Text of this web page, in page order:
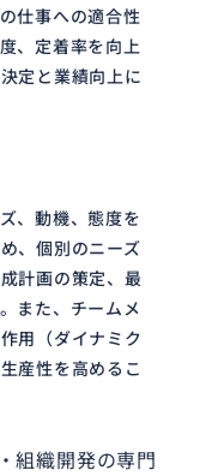
仕事への適合性
、定着率を向上
定と業績向上に
、動機、態度を
、個別のニーズ
計画の策定、最
また、チームメ
用（ダイナミク
産性を高めるこ
組織開発の専門